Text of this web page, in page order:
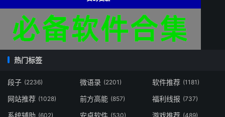
热门标签
段子 (2236) 微语录 (2201) 软件推荐 (1181)
网站推荐 (1028) 前方高能 (857) 福利线报 (737)
系统辅助 (602) 安卓软件 (530) 游戏推荐 (489)